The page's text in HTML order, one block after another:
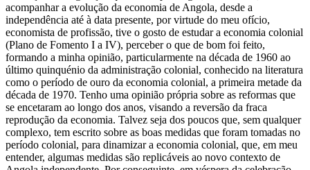
acompanhar a evolução da economia de Angola, desde a
independência até à data presente, por virtude do meu ofício,
economista de profissão, tive o gosto de estudar a economia colonial
(Plano de Fomento I a IV), perceber o que de bom foi feito,
formando a minha opinião, particularmente na década de 1960 ao
último quinquénio da administração colonial, conhecido na literatura
como o período de ouro da economia colonial, a primeira metade da
década de 1970. Tenho uma opinião própria sobre as reformas que
se encetaram ao longo dos anos, visando a reversão da fraca
reprodução da economia. Talvez seja dos poucos que, sem qualquer
complexo, tem escrito sobre as boas medidas que foram tomadas no
período colonial, para dinamizar a economia colonial, que, em meu
entender, algumas medidas são replicáveis ao novo contexto de